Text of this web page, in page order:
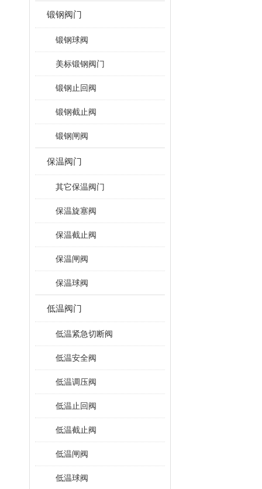
锻钢阀门
锻钢球阀
美标锻钢阀门
锻钢止回阀
锻钢截止阀
锻钢闸阀
保温阀门
其它保温阀门
保温旋塞阀
保温截止阀
保温闸阀
保温球阀
低温阀门
低温紧急切断阀
低温安全阀
低温调压阀
低温止回阀
低温截止阀
低温闸阀
低温球阀